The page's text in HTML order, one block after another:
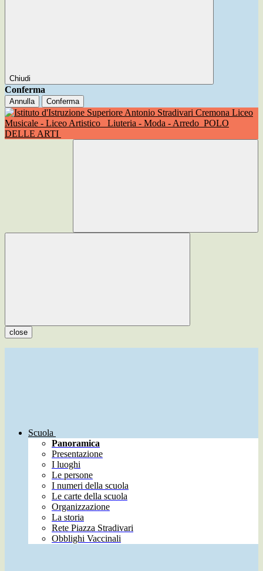
Chiudi
Conferma
Annulla Conferma
Liceo
Musicale - Liceo Artistico
Liuteria - Moda - Arredo POLO
DELLE ARTI
close
Scuola
Panoramica
Presentazione
I luoghi
Le persone
I numeri della scuola
Le carte della scuola
Organizzazione
La storia
Rete Piazza Stradivari
Obblighi Vaccinali